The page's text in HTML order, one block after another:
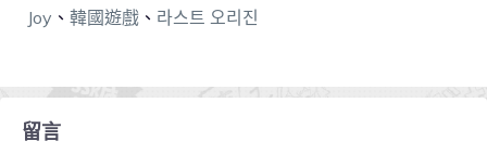
Joy 、 韓國遊戲 、 라스트 오리진
留言